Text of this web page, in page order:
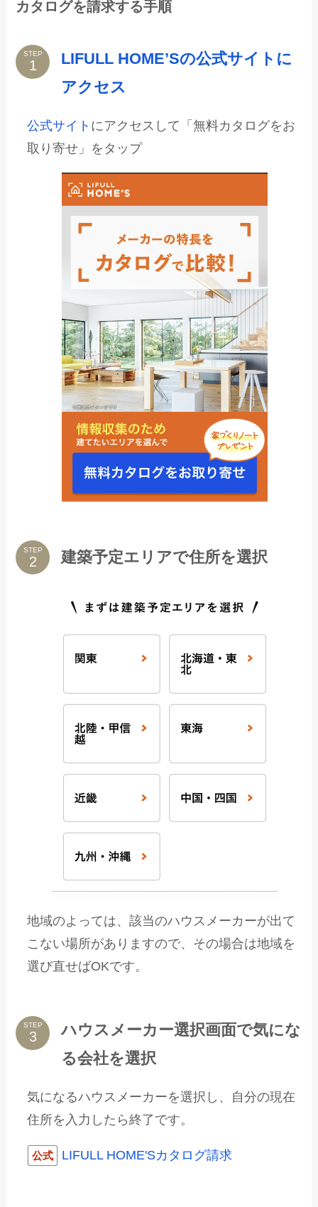
カタログを請求する手順
STEP
LIFULL HOME’Sの公式サイトに
アクセス
公式サイト にアクセスして「無料カタログをお
取り寄せ」をタップ
STEP 建築予定エリアで住所を選択
地域のよっては、該当のハウスメーカーが出て
こない場所がありますので、その場合は地域を
選び直せばOKです。
STEP
ハウスメーカー選択画面で気にな
る会社を選択
気になるハウスメーカーを選択し、自分の現在
住所を入力したら終了です。
公式 LIFULL HOME'Sカタログ請求